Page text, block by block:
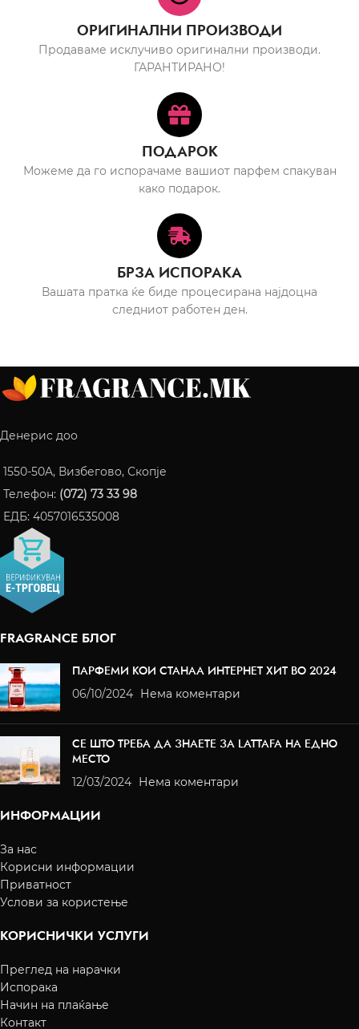
ОРИГИНАЛНИ ПРОИЗВОДИ
Продаваме исклучиво оригинални производи.
ГАРАНТИРАНО!
ПОДАРОК
Можеме да го испорачаме вашиот парфем спакуван
како подарок.
БРЗА ИСПОРАКА
Вашата пратка ќе биде процесирана најдоцна
следниот работен ден.
Денерис доо
1550-50A, Визбегово, Скопје
Телефон: (072) 73 33 98
ЕДБ: 4057016535008
FRAGRANCE БЛОГ
ПАРФЕМИ КОИ СТАНАА ИНТЕРНЕТ ХИТ ВО 2024
06/10/2024 Нема коментари
СЕ ШТО ТРЕБА ДА ЗНАЕТЕ ЗА LATTAFA НА ЕДНО
МЕСТО
12/03/2024 Нема коментари
ИНФОРМАЦИИ
За нас
Корисни информации
Приватност
Услови за користење
КОРИСНИЧКИ УСЛУГИ
Преглед на нарачки
Испорака
Начин на плаќање
Контакт